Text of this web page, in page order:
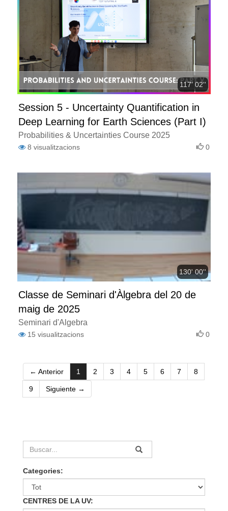
117' 02''
Session 5 - Uncertainty Quantification in
Deep Learning for Earth Sciences (Part I)
Probabilities & Uncertainties Course 2025
8 visualitzacions 0
130' 00''
Classe de Seminari d'Àlgebra del 20 de
maig de 2025
Seminari d'Àlgebra
15 visualitzacions 0
← Anterior 1 (current)
2 3 4 5 6 7 8
9 Siguiente →
Categories:
CENTRES DE LA UV: